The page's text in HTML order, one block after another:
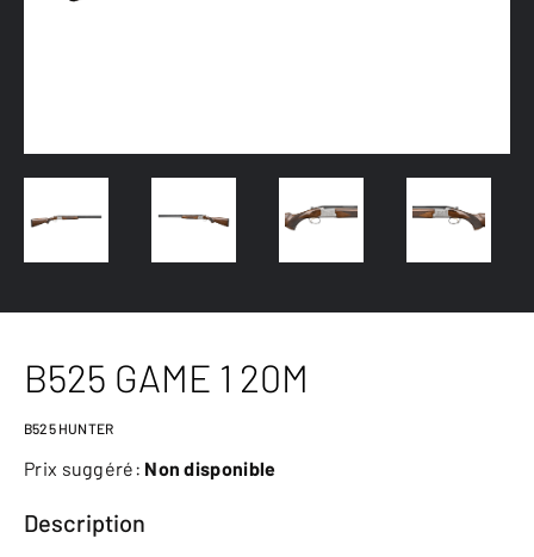
B525 GAME 1 20M
B525 HUNTER
Prix suggéré: Non disponible
Description